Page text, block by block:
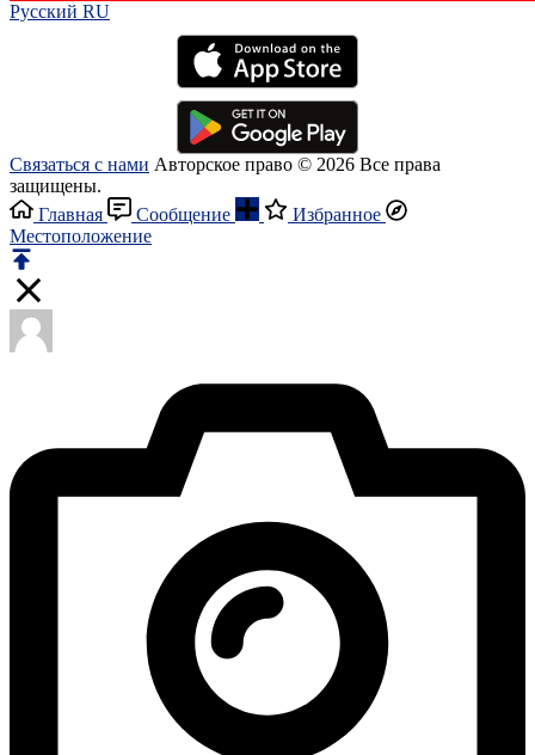
Русский RU‎
Связаться с нами Авторское право © 2026 Все права
защищены.
Главная
Сообщение
Избранное
Местоположение